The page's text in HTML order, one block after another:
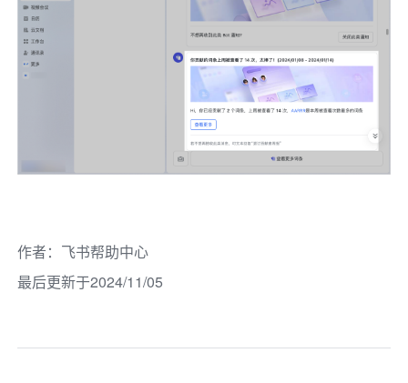
作者： 飞书帮助中心
最后更新于2024/11/05